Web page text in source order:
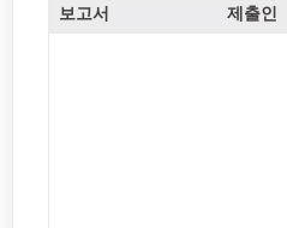
보고서 제출인